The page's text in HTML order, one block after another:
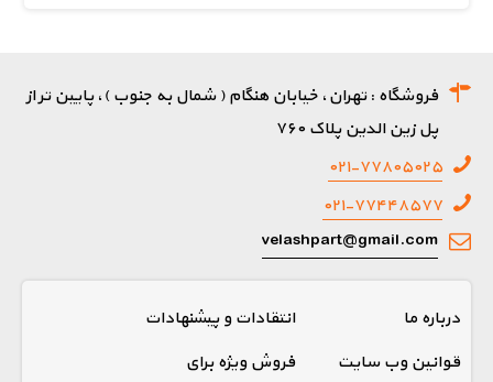
فروشگاه : تهران، خیابان هنگام ( شمال به جنوب )، پایین تر از
پل زین الدین پلاک ۷۶۰
۰۲۱-۷۷۸۰۵۰۲۵
۰۲۱-۷۷۴۴۸۵۷۷
velashpart@gmail.com
درباره ما
انتقادات و پیشنهادات
قوانین وب سایت
فروش ویژه برای